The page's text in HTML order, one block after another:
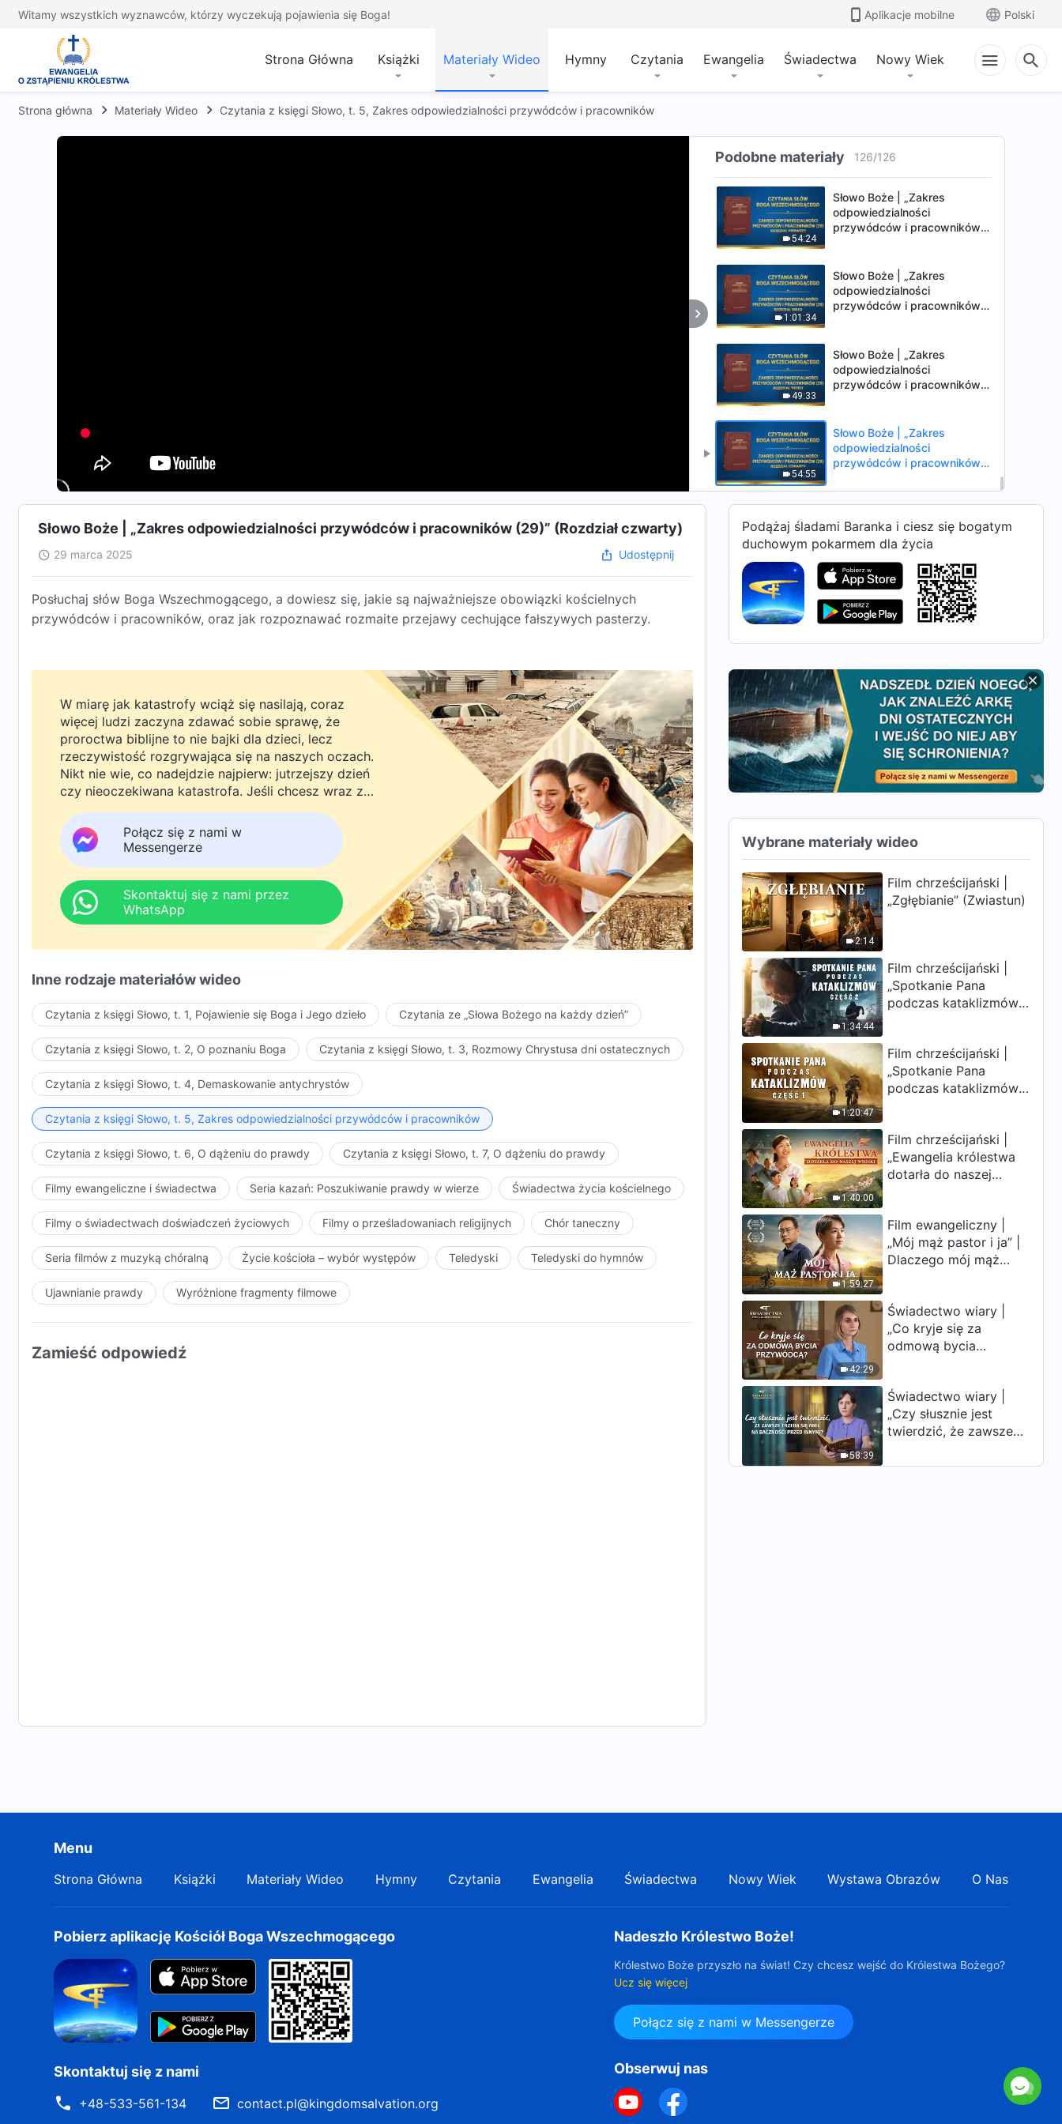
Witamy wszystkich wyznawców, którzy wyczekują pojawienia się Boga! Aplikacje mobilne Polski
Strona Główna Książki Materiały Wideo Hymny Czytania Ewangelia Świadectwa Nowy Wiek
Strona główna Materiały Wideo Czytania z księgi Słowo, t. 5, Zakres odpowiedzialności przywódców i pracowników
Podobne materiały 126/126
odpowiedzialności
przywódców i pracowników
54:26
odpowiedzialności
(28)” (Rozdział czwarty)
54:24
Słowo Boże | „Zakres
odpowiedzialności
przywódców i pracowników
1:01:34
Słowo Boże | „Zakres
odpowiedzialności
przywódców i pracowników
49:33
Słowo Boże | „Zakres
odpowiedzialności
przywódców i pracowników
54:55
Słowo Boże | „Zakres
odpowiedzialności
przywódców i pracowników
Słowo Boże | „Zakres odpowiedzialności przywódców i pracowników (29)” (Rozdział czwarty)
29 marca 2025 Udostępnij
Posłuchaj słów Boga Wszechmogącego, a dowiesz się, jakie są najważniejsze obowiązki kościelnych
przywódców i pracowników, oraz jak rozpoznawać rozmaite przejawy cechujące fałszywych pasterzy.
W miarę jak katastrofy wciąż się nasilają, coraz
więcej ludzi zaczyna zdawać sobie sprawę, że
proroctwa biblijne to nie bajki dla dzieci, lecz
rzeczywistość rozgrywająca się na naszych oczach.
Nikt nie wie, co nadejdzie najpierw: jutrzejszy dzień
czy nieoczekiwana katastrofa. Jeśli chcesz wraz z
rodziną powitać powrót Pana i znaleźć
bezpieczeństwo pod Bożą ochroną, kliknij
WhatsAppa lub Messengera, aby dołączyć do
naszej grupy studyjnej. Nie odkładaj tego do jutra.
Połącz się z nami w
Messengerze
Skontaktuj się z nami przez
WhatsApp
Inne rodzaje materiałów wideo
Czytania z księgi Słowo, t. 1, Pojawienie się Boga i Jego dzieło Czytania ze „Słowa Bożego na każdy dzień”
Czytania z księgi Słowo, t. 2, O poznaniu Boga Czytania z księgi Słowo, t. 3, Rozmowy Chrystusa dni ostatecznych
Czytania z księgi Słowo, t. 4, Demaskowanie antychrystów
Czytania z księgi Słowo, t. 5, Zakres odpowiedzialności przywódców i pracowników
Czytania z księgi Słowo, t. 6, O dążeniu do prawdy Czytania z księgi Słowo, t. 7, O dążeniu do prawdy
Filmy ewangeliczne i świadectwa Seria kazań: Poszukiwanie prawdy w wierze Świadectwa życia kościelnego
Filmy o świadectwach doświadczeń życiowych Filmy o prześladowaniach religijnych Chór taneczny
Seria filmów z muzyką chóralną Życie kościoła – wybór występów Teledyski Teledyski do hymnów
Ujawnianie prawdy Wyróżnione fragmenty filmowe
Zamieść odpowiedź
Podążaj śladami Baranka i ciesz się bogatym
duchowym pokarmem dla życia
Wybrane materiały wideo
2:14
Film chrześcijański |
„Zgłębianie” (Zwiastun)
1:34:44
Film chrześcijański |
„Spotkanie Pana
podczas kataklizmów”
wymieranie”. Katastrofy
uderzają. Ludzkość
weszła w odliczanie.
1:20:47
Film chrześcijański |
„Spotkanie Pana
podczas kataklizmów”
krawędzi, dokąd
zmierza los ludzkości?
1:40:00
Film chrześcijański |
„Ewangelia królestwa
dotarła do naszej
1:59:27
Film ewangeliczny |
„Mój mąż pastor i ja” |
Dlaczego mój mąż
42:29
Świadectwo wiary |
„Co kryje się za
odmową bycia
58:39
Świadectwo wiary |
„Czy słusznie jest
twierdzić, że zawsze
baczności przed
Menu
Strona Główna Książki Materiały Wideo Hymny Czytania Ewangelia Świadectwa Nowy Wiek Wystawa Obrazów O Nas
Pobierz aplikację Kościół Boga Wszechmogącego
Skontaktuj się z nami
+48-533-561-134 contact.pl@kingdomsalvation.org
Nadeszło Królestwo Boże!
Królestwo Boże przyszło na świat! Czy chcesz wejść do Królestwa Bożego?
Ucz się więcej
Połącz się z nami w Messengerze
Obserwuj nas